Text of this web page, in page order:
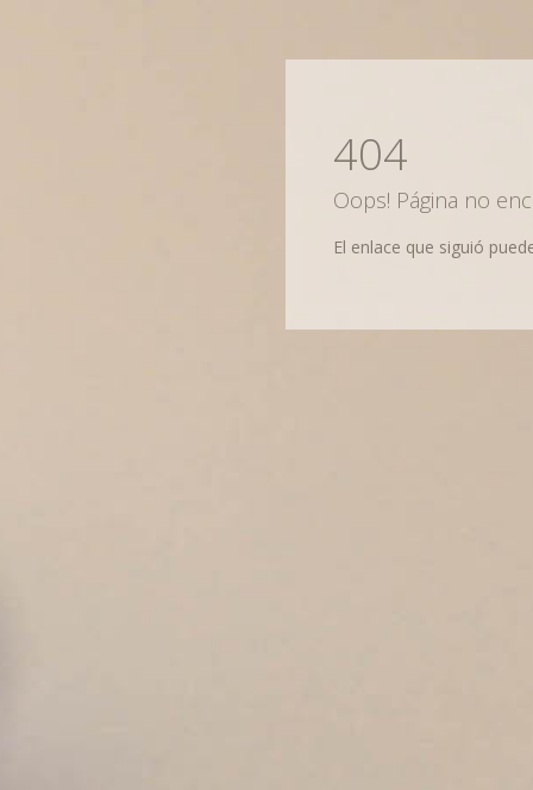
404
Oops! Página no
El enlace que siguió